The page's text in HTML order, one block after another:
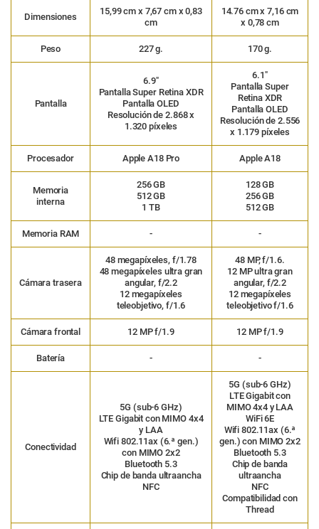
Dimensiones
15,99 cm x 7,67 cm x 0,83
cm
14.76 cm x 7,16 cm
x 0,78 cm
Peso 227 g. 170 g.
Pantalla
6.9″
Pantalla Super Retina XDR
Pantalla OLED
Resolución de 2.868 x
1.320 píxeles
6.1″
Pantalla Super
Retina XDR
Pantalla OLED
Resolución de 2.556
x 1.179 píxeles
Procesador Apple A18 Pro Apple A18
Memoria
interna
256 GB
512 GB
1 TB
128 GB
256 GB
512 GB
Memoria RAM - -
Cámara trasera
48 megapíxeles, f/1.78
48 megapíxeles ultra gran
angular, f/2.2
12 megapíxeles
teleobjetivo, f/1.6
48 MP, f/1.6.
12 MP ultra gran
angular, f/2.2
12 megapíxeles
teleobjetivo f/1.6
Cámara frontal 12 MP f/1.9 12 MP f/1.9
Batería - -
Conectividad
5G (sub-6 GHz)
LTE Gigabit con MIMO 4x4
y LAA
Wifi 802.11ax (6.ª gen.)
con MIMO 2x2
Bluetooth 5.3
Chip de banda ultraancha
NFC
5G (sub-6 GHz)
LTE Gigabit con
MIMO 4x4 y LAA
WiFi 6E
Wifi 802.11ax (6.ª
gen.) con MIMO 2x2
Bluetooth 5.3
Chip de banda
ultraancha
NFC
Compatibilidad con
Thread